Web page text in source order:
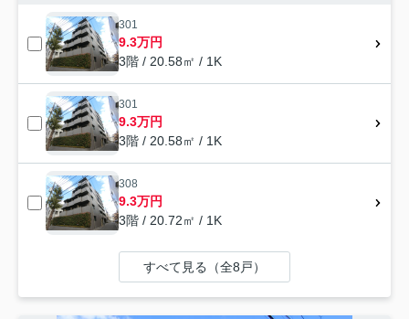
301
9.3万円
3階 / 20.58㎡ / 1K
301
9.3万円
3階 / 20.58㎡ / 1K
308
9.3万円
3階 / 20.72㎡ / 1K
すべて見る（全8戸）